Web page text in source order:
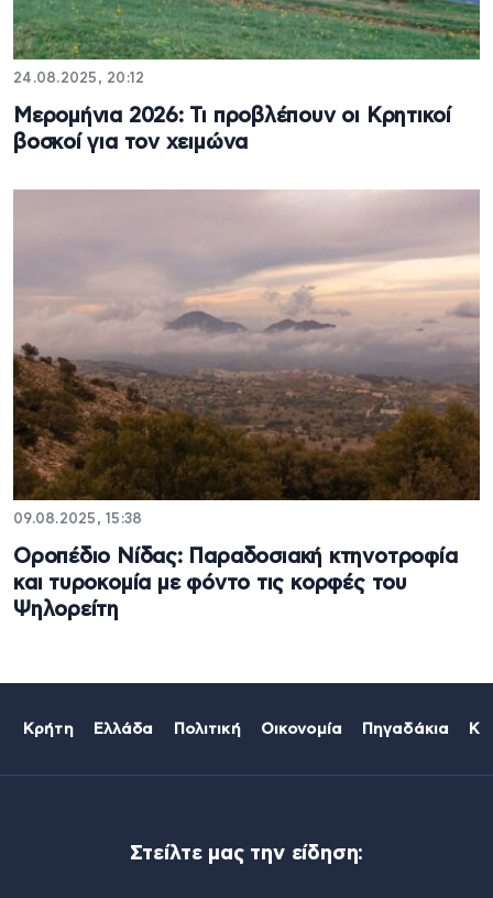
24.08.2025, 20:12
Μερομήνια 2026: Τι προβλέπουν οι Κρητικοί
βοσκοί για τον χειμώνα
09.08.2025, 15:38
Οροπέδιο Νίδας: Παραδοσιακή κτηνοτροφία
και τυροκομία με φόντο τις κορφές του
Ψηλορείτη
Κρήτη Ελλάδα Πολιτική Οικονομία Πηγαδάκια
Στείλτε μας την είδηση: